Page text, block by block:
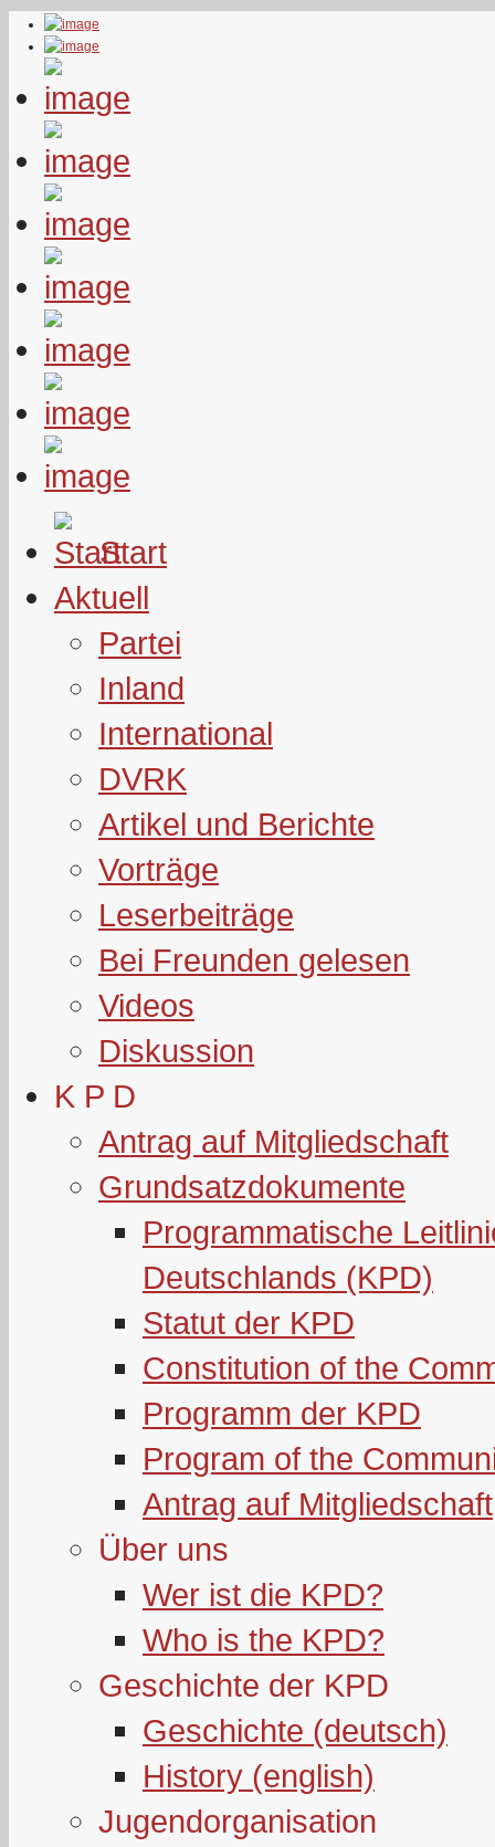
Start
Aktuell
Partei
Inland
International
DVRK
Artikel und Berichte
Vorträge
Leserbeiträge
Bei Freunden gelesen
Videos
Diskussion
K P D
Antrag auf Mitgliedschaft
Grundsatzdokumente
Programmatische
Deutschlands (KPD)
Statut der KPD
Constitution of the
Programm der KPD
Program of the
Antrag auf Mitgliedschaft
Über uns
Wer ist die KPD?
Who is the KPD?
Geschichte der KPD
Geschichte (deutsch)
History (english)
Jugendorganisation